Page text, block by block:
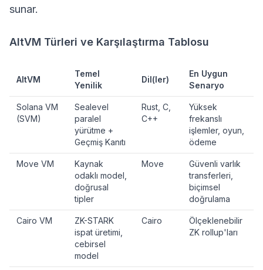
sunar.
AltVM Türleri ve Karşılaştırma Tablosu
AltVM
Temel
Yenilik
Dil(ler)
En Uygun
Senaryo
Solana VM
(SVM)
Sealevel
paralel
yürütme +
Geçmiş Kanıtı
Rust, C,
C++
Yüksek
frekanslı
işlemler, oyun,
ödeme
Move VM
Kaynak
odaklı model,
doğrusal
tipler
Move
Güvenli varlık
transferleri,
biçimsel
doğrulama
Cairo VM
ZK-STARK
ispat üretimi,
cebirsel
model
Cairo
Ölçeklenebilir
ZK rollup'ları